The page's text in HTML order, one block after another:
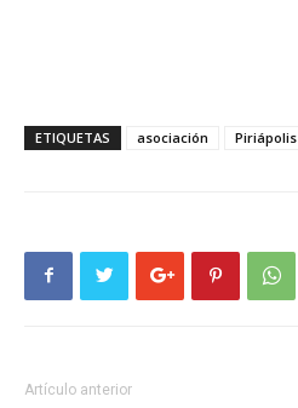
ETIQUETAS asociación Piriápolis
Artículo anterior